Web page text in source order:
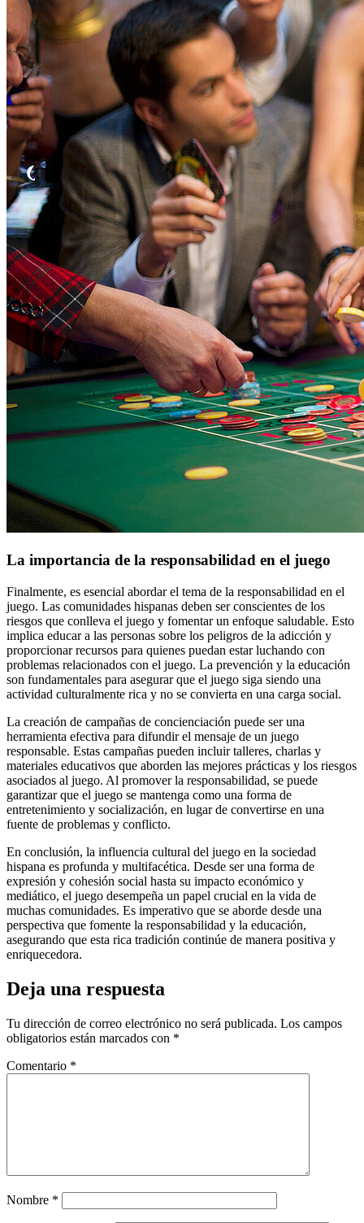
La importancia de la responsabilidad en el juego
Finalmente, es esencial abordar el tema de la responsabilidad en el
juego. Las comunidades hispanas deben ser conscientes de los
riesgos que conlleva el juego y fomentar un enfoque saludable. Esto
implica educar a las personas sobre los peligros de la adicción y
proporcionar recursos para quienes puedan estar luchando con
problemas relacionados con el juego. La prevención y la educación
son fundamentales para asegurar que el juego siga siendo una
actividad culturalmente rica y no se convierta en una carga social.
La creación de campañas de concienciación puede ser una
herramienta efectiva para difundir el mensaje de un juego
responsable. Estas campañas pueden incluir talleres, charlas y
materiales educativos que aborden las mejores prácticas y los riesgos
asociados al juego. Al promover la responsabilidad, se puede
garantizar que el juego se mantenga como una forma de
entretenimiento y socialización, en lugar de convertirse en una
fuente de problemas y conflicto.
En conclusión, la influencia cultural del juego en la sociedad
hispana es profunda y multifacética. Desde ser una forma de
expresión y cohesión social hasta su impacto económico y
mediático, el juego desempeña un papel crucial en la vida de
muchas comunidades. Es imperativo que se aborde desde una
perspectiva que fomente la responsabilidad y la educación,
asegurando que esta rica tradición continúe de manera positiva y
enriquecedora.
Deja una respuesta
Tu dirección de correo electrónico no será publicada. Los campos
obligatorios están marcados con *
Comentario *
Nombre *